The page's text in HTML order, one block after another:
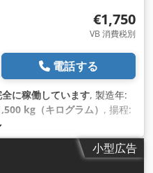
€1,750
VB 消費税別
電話する
全に稼働しています, 製造年:
kg（キログラム） , 揚程:
:
ログラム）, 全長:1,530
小型広告